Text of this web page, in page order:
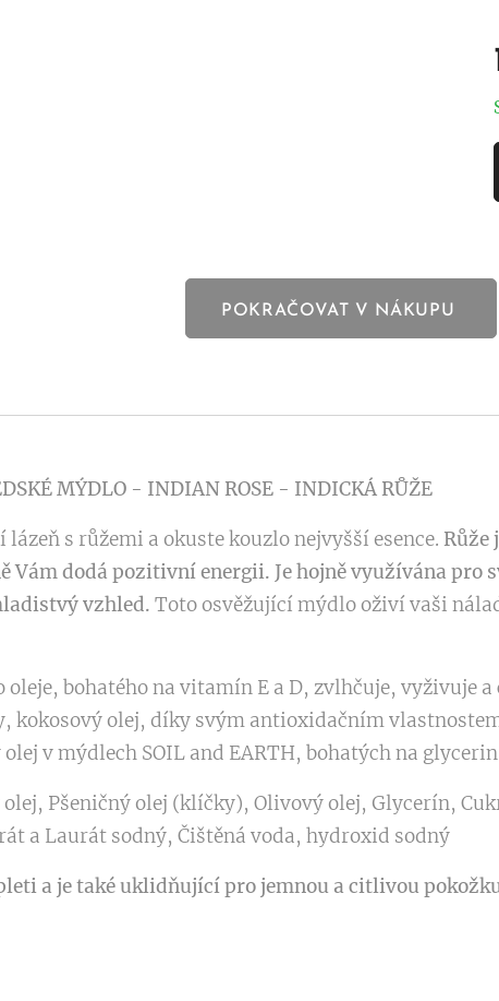
POKRAČOVAT V NÁKUPU
MÝDLO - INDIAN ROSE - INDICKÁ RŮŽE
s růžemi a okuste kouzlo nejvyšší esence. Růže
Vám dodá pozitivní energii. Je hojně využívána
vzhled. Toto osvěžující mýdlo oživí vaši
oleje, bohatého na vitamín E a D, zvlhčuje, vyživuje
kokosový olej, díky svým antioxidačním
v mýdlech SOIL and EARTH, bohatých na
olej, Pšeničný olej (klíčky), Olivový olej, Glycerín,
a Laurát sodný, Čištěná voda, hydroxid sodný
a je také uklidňující pro jemnou a citlivou